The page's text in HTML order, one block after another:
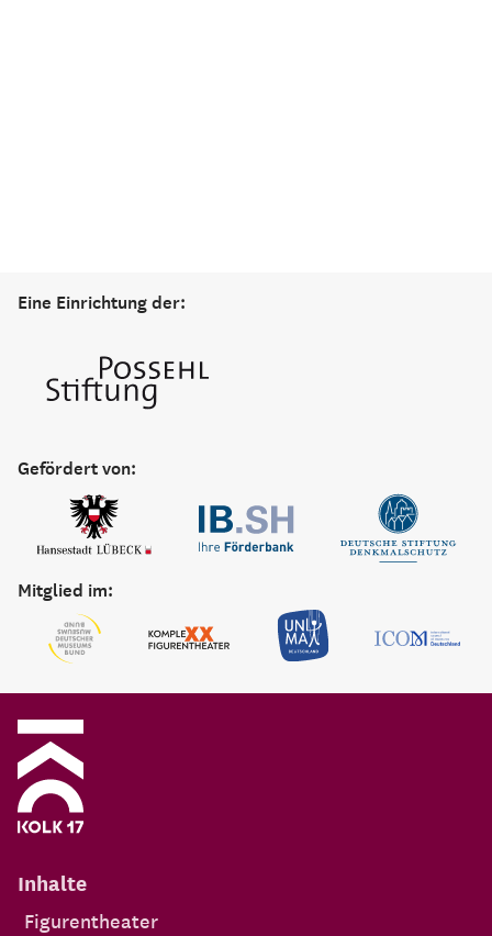
Eine Einrichtung der:
Gefördert von:
Mitglied im:
Inhalte
Figurentheater